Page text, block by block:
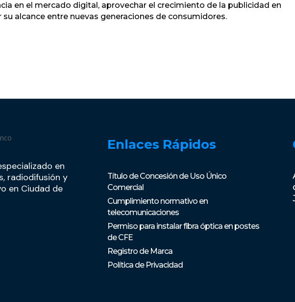
en el mercado digital, aprovechar el crecimiento de la publicidad en
alcance entre nuevas generaciones de consumidores.
en
radiodifusión y
en Ciudad de
Enlaces Rápidos
Título de Concesión de Uso Único
Comercial
Cumplimiento normativo en
telecomunicaciones
Permiso para instalar fibra óptica en postes
de CFE
Registro de Marca
Política de Privacidad